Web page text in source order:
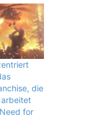
die
arbeitet
for